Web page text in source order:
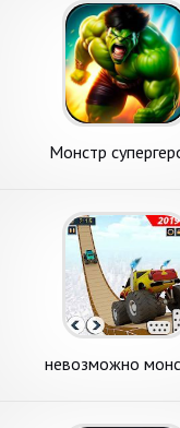
Монстр
невозможно